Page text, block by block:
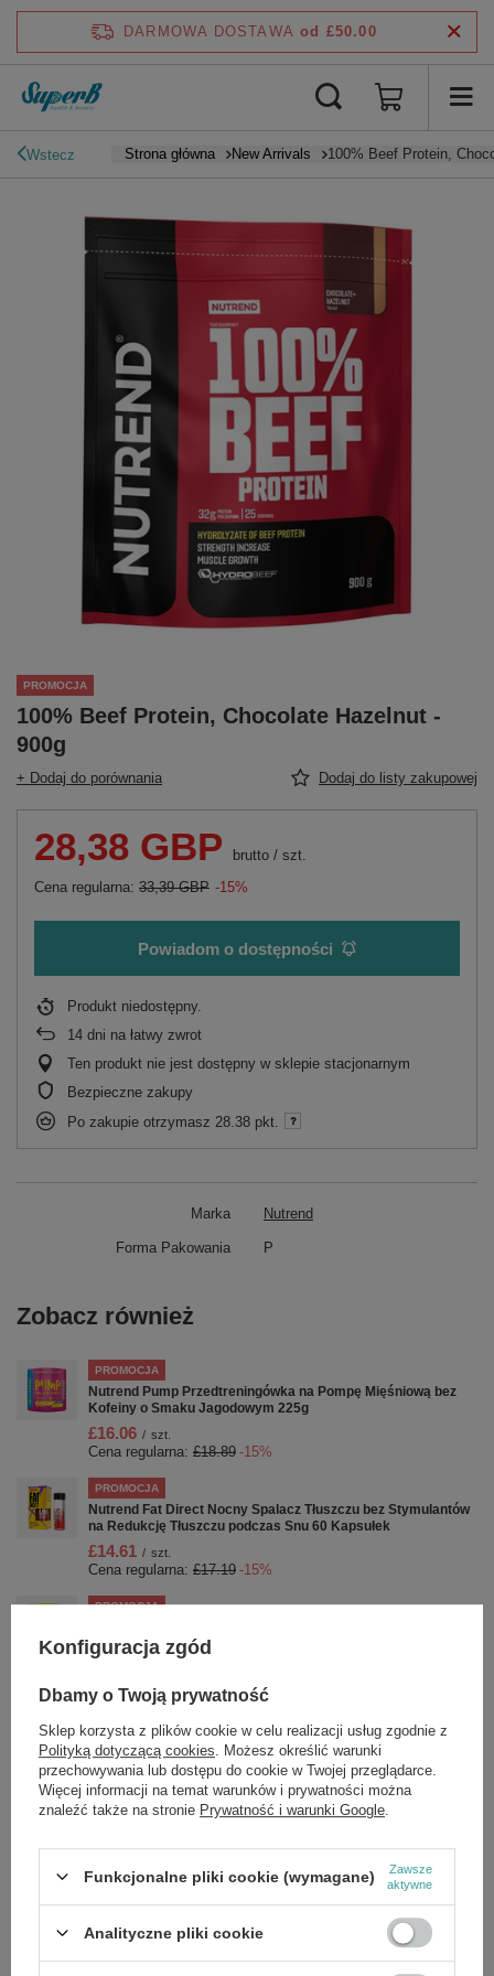
DARMOWA DOSTAWA od £50.00
Wstecz Strona główna New Arrivals 100% Beef Protein,
PROMOCJA
100% Beef Protein, Chocolate Hazelnut -
900g
+ Dodaj do porównania Dodaj do listy zakupowej
28,38 GBP brutto / szt.
Cena regularna: 33,39 GBP -15%
Powiadom o dostępności
Produkt niedostępny
14 dni na łatwy zwrot
Ten produkt nie jest dostępny w sklepie stacjonarnym
Bezpieczne zakupy
Po zakupie otrzymasz 28.38 pkt.
Marka Nutrend
Forma Pakowania P
Zobacz również
PROMOCJA
Nutrend Pump Przedtreningówka na Pompę Mięśniową bez
Kofeiny o Smaku Jagodowym 225g
£16.06 / szt.
Cena regularna: £18.89 -15%
PROMOCJA
Nutrend Fat Direct Nocny Spalacz Tłuszczu bez Stymulantów
na Redukcję Tłuszczu podczas Snu 60 Kapsułek
£14.61 / szt.
Cena regularna: £17.19 -15%
PROMOCJA
Zielona Lemoniada 300g
Cena regularna: £21.39 -15%
PROMOCJA
Nutrend Flexit Gold Drink Pomarańczowy Napój w Proszku na
Stawy i Kości 400g
£19.37 / szt.
Cena regularna:£22.79 -15%
£23.45
Cena regularna:£27.59 -15%
PROMOCJA
Carnitine 3000 Shot, Strawberry - 20 x 60 ml.
Konfiguracja zgód
Dbamy o Twoją prywatność
Sklep korzysta z plików cookie w celu realizacji usług zgodnie z
Polityką dotyczącą cookies . Możesz określić warunki
przechowywania lub dostępu do cookie w Twojej przeglądarce.
Więcej informacji na temat warunków i prywatności można
znaleźć także na stronie Prywatność i warunki Google
Funkcjonalne pliki cookie (wymagane)
Zawsze
aktywne
Analityczne pliki cookie